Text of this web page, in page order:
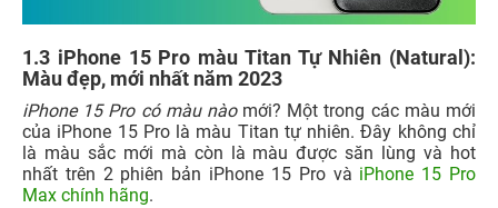
1.3 iPhone 15 Pro màu Titan Tự Nhiên (Natural):
Màu đẹp, mới nhất năm 2023
iPhone 15 Pro có màu nàomới? Một trong các màu mới
của iPhone 15 Pro là màu Titan tự nhiên. Đây không chỉ
là màu sắc mới mà còn là màu được săn lùng và hot
nhất trên 2 phiên bản iPhone 15 Pro và iPhone 15 Pro
Max chính hãng.